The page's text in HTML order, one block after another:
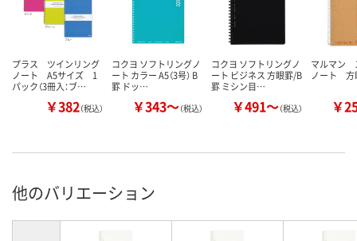
プラス ツインリング
ノート A5サイズ 1
パック（3冊入：ブ…
￥382（税込）
コクヨ ソフトリングノ
ート カラー A5（3号） B
罫 ドッ…
￥343～（税込）
コクヨ ソフトリングノ
ート ビジネス 方眼罫/B
罫 ミシン目…
￥491～（税込）
マルマン
ノート 方
￥
他のバリエーション